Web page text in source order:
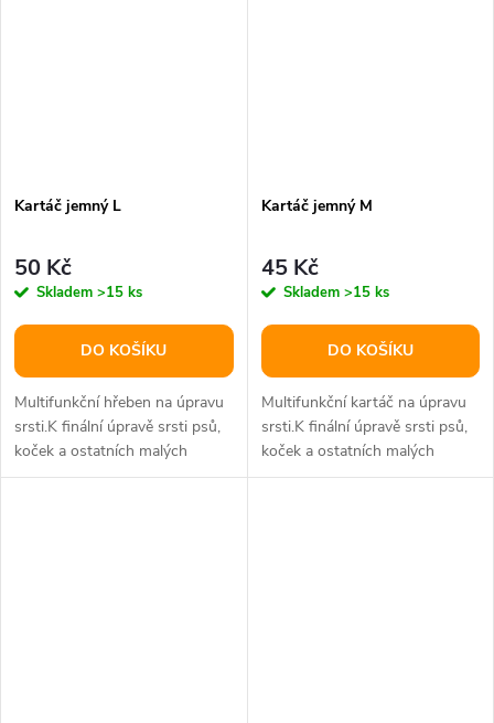
Kartáč jemný L
50 Kč
Skladem >15 ks
DO KOŠÍKU
Multifunkční hřeben na úpravu
srsti.K finální úpravě srsti psů,
koček a ostatních malých
zvířat.Doporučujeme na...
Kartáč jemný M
45 Kč
Skladem >15 ks
DO KOŠÍKU
Multifunkční kartáč na úpravu
srsti.K finální úpravě srsti psů,
koček a ostatních malých
zvířat.Doporučujeme na...